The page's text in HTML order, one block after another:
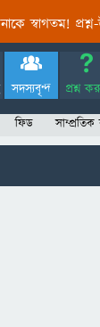
স্বাগতম!
সদস্যবৃন্দ প্রশ্ন
ফিড সাম্প্রতিক